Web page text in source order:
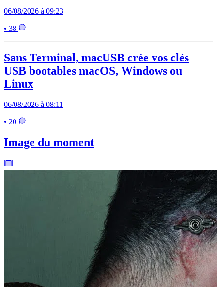
06/08/2026 à 09:23
• 38
Sans Terminal, macUSB crée vos clés
USB bootables macOS, Windows ou
Linux
06/08/2026 à 08:11
• 20
Image du moment